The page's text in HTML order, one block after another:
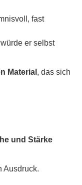
fast
er selbst
Material , das sich
und Stärke
Ausdruck.